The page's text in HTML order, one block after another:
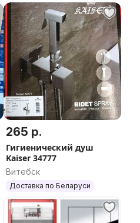
265 р.
Гигиенический душ
Kaiser 34777
Витебск
Доставка по Беларуси